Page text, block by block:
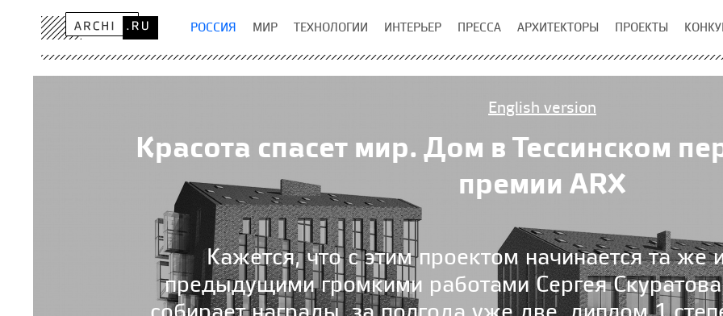
РОССИЯ МИР ТЕХНОЛОГИИ ИНТЕРЬЕР ПРЕССА АРХИТЕКТОРЫ ПРОЕКТЫ
English version
Красота спасет мир. Дом в Тессинском
премии ARX
Кажется, что с этим проектом начинается та же
предыдущими громкими работами Сергея